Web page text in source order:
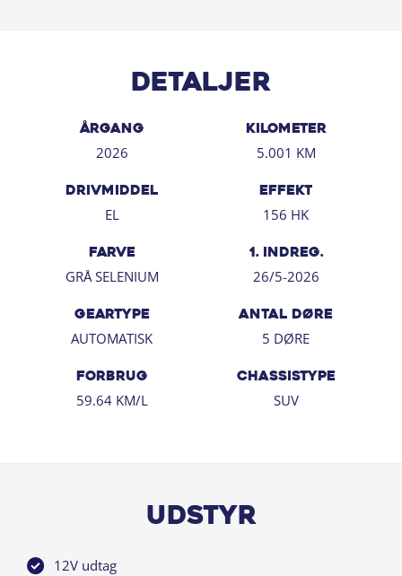
Detaljer
ÅRGANG
2026
KILOMETER
5.001 KM
DRIVMIDDEL
EL
EFFEKT
156 HK
FARVE
GRÅ SELENIUM
1. INDREG.
26/5-2026
GEARTYPE
AUTOMATISK
ANTAL DØRE
5 DØRE
FORBRUG
59.64 KM/L
CHASSISTYPE
SUV
Udstyr
12V udtag